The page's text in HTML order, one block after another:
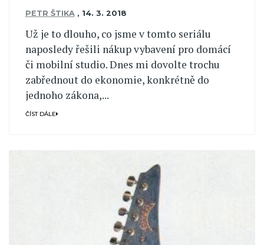
PETR ŠTIKA , 14. 3. 2018
Už je to dlouho, co jsme v tomto seriálu
naposledy řešili nákup vybavení pro domácí
či mobilní studio. Dnes mi dovolte trochu
zabřednout do ekonomie, konkrétně do
jednoho zákona,...
ČÍST DÁLE